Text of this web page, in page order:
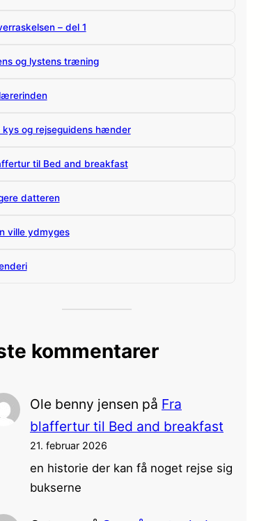
– del 1
og lystens træning
kys og rejseguidens hænder
til Bed and breakfast
datteren
ville ydmyges
kommentarer
Ole benny jensen på Fra
blaffertur til Bed and breakfast
21. februar 2026
en historie der kan få noget rejse sig
bukserne